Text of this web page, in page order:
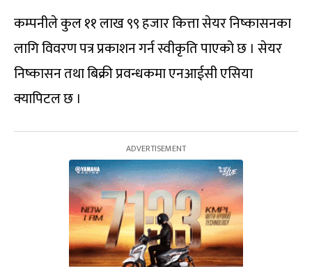
कम्पनीले कुल ११ लाख ९९ हजार कित्ता सेयर निष्कासनका
लागि विवरण पत्र प्रकाशन गर्न स्वीकृति पाएको छ । सेयर
निष्कासन तथा बिक्री प्रवन्धकमा एनआईसी एसिया
क्यापिटल छ ।